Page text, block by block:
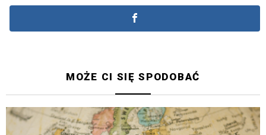
MOŻE CI SIĘ SPODOBAĆ